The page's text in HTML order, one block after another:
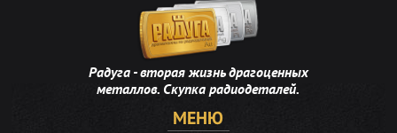
Радуга - вторая жизнь драгоценных
металлов. Скупка радиодеталей.
МЕНЮ